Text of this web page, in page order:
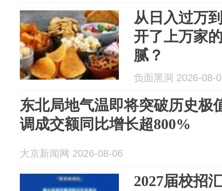
从日入过万
开了上万家
腻？
负面黑洞 2026-08-
东北局地气温即将突破历史极
调成交额同比增长超800%
大京新闻网 2026-08-06
2027届校招